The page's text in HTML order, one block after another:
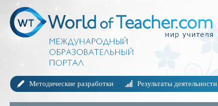
Методические разработки Результаты деятельности